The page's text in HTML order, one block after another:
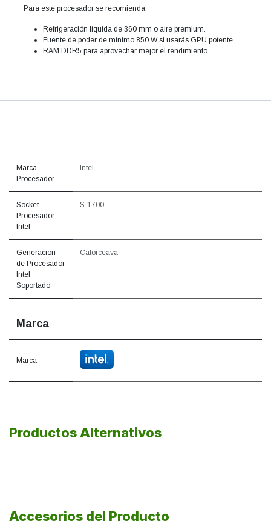
Para este procesador se recomienda:
Refrigeración líquida de 360 mm o aire premium.
Fuente de poder de mínimo 850 W si usarás GPU potente.
RAM DDR5 para aprovechar mejor el rendimiento.
Marca
Procesador
Intel
Socket
Procesador
Intel
S-1700
Generacion
de Procesador
Intel
Soportado
Catorceava
Marca
Marca
Productos Alternativos
Accesorios del Producto